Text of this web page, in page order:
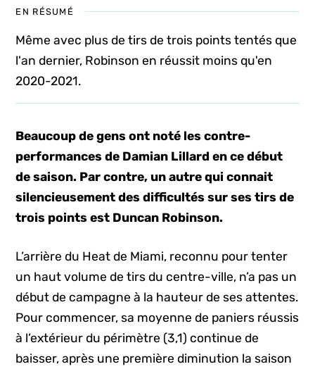
EN RÉSUMÉ
Même avec plus de tirs de trois points tentés que
l'an dernier, Robinson en réussit moins qu'en
2020-2021.
Beaucoup de gens ont noté les contre-
performances de Damian Lillard en ce début
de saison. Par contre, un autre qui connait
silencieusement des difficultés sur ses tirs de
trois points est Duncan Robinson.
L’arrière du Heat de Miami, reconnu pour tenter
un haut volume de tirs du centre-ville, n’a pas un
début de campagne à la hauteur de ses attentes.
Pour commencer, sa moyenne de paniers réussis
à l’extérieur du périmètre (3,1) continue de
baisser, après une première diminution la saison